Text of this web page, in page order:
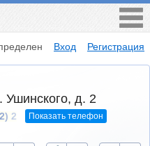
Вход Регистрация
Ушинского, д. 2
2 Показать телефон